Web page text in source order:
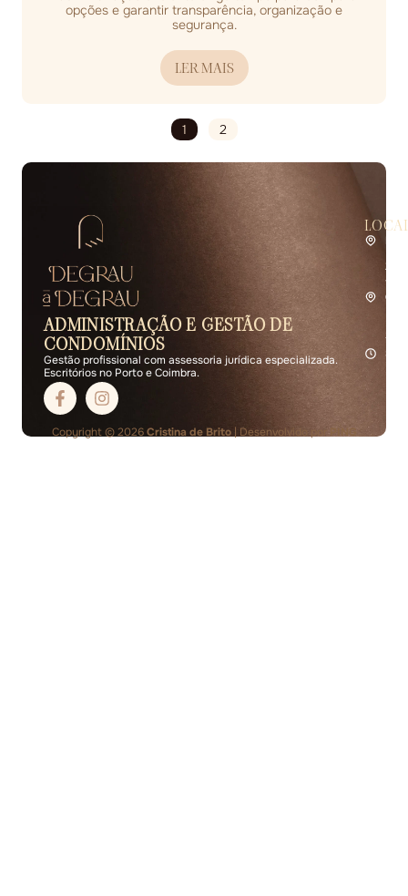
opções e garantir transparência, organização e
segurança.
LER MAIS
1 2
ADMINISTRAÇÃO E GESTÃO DE
CONDOMÍNIOS
Gestão profissional com assessoria jurídica especializada.
Escritórios no Porto e Coimbra.
2.º
Copyright © 2026Cristina de Brito| Desenvolvido porPING